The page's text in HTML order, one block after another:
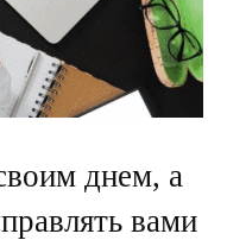
днем, а
вами